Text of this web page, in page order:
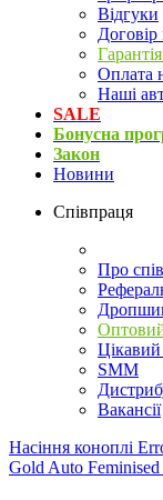
Відгуки
Договір
Оплата
Наші
SALE
Бонусна
Закон
Новини
Співпраця
Про
SMM
Вакансії
Насіння коноплі
Gold Auto Feminised